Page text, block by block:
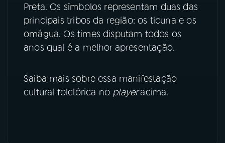
ACOMPANHE A RÁDIO NACIONAL
Facebook
TikTok
Preta. Os símbolos representam duas das
principais tribos da região: os ticuna e os
omágua. Os times disputam todos os
anos qual é a melhor apresentação.
Saiba mais sobre essa manifestação
cultural folclórica no playeracima.